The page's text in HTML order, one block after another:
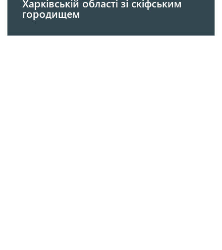
Харківській області зі скіфським
городищем